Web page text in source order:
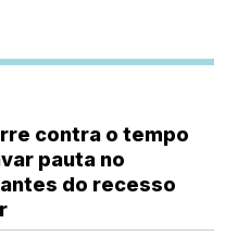
contra o tempo
pauta no
do recesso